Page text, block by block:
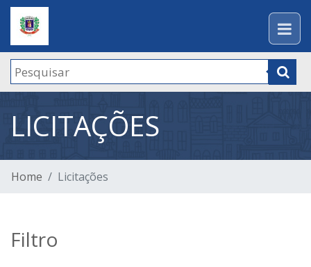
LICITAÇÕES
Home Licitações
Filtro